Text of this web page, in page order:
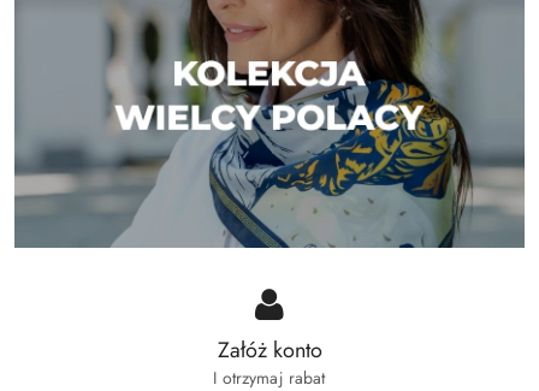
Załóż konto
I otrzymaj rabat